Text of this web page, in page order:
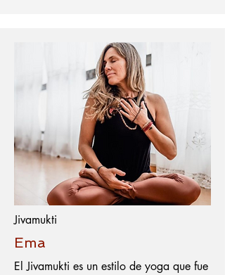
Jivamukti
Ema
El Jivamukti es un estilo de yoga que fue